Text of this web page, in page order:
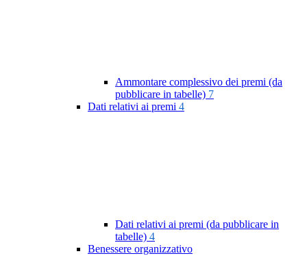
Ammontare complessivo dei premi (da
pubblicare in tabelle) 7
Dati relativi ai premi 4
Dati relativi ai premi (da pubblicare in
tabelle) 4
Benessere organizzativo